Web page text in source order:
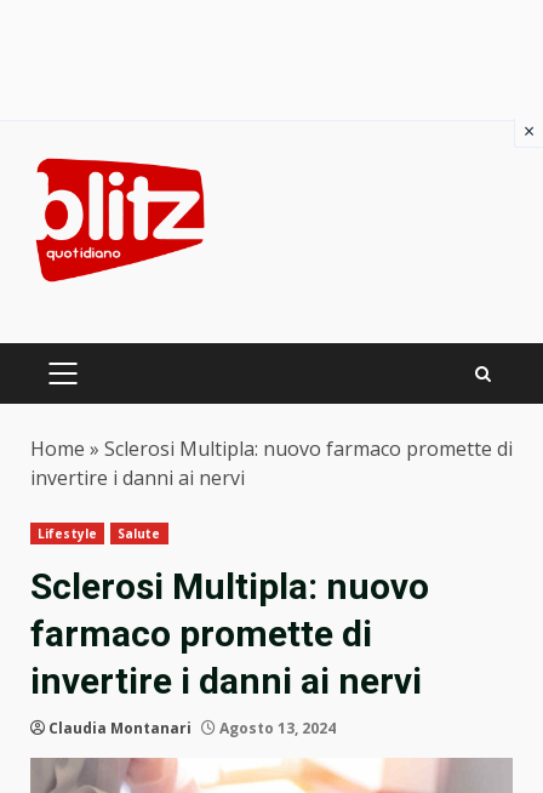
content
PRIMARY
Home » Sclerosi Multipla: nuovo farmaco promette di
invertire i danni ai nervi
Lifestyle Salute
Sclerosi Multipla: nuovo
farmaco promette di
invertire i danni ai nervi
Claudia Montanari Agosto 13, 2024
×